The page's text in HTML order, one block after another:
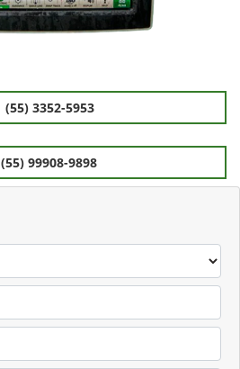
(55) 3352-5953
(55) 99908-9898